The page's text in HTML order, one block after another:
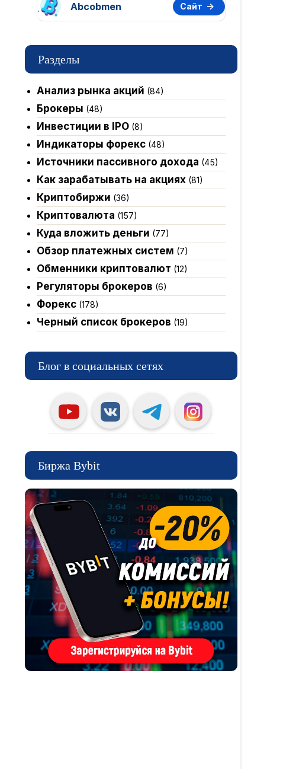
Abcobmen Сайт
Разделы
Анализ рынка акций (84)
Брокеры (48)
Инвестиции в IPO(8)
Индикаторы форекс(48)
Источники пассивного дохода (45)
Как зарабатывать на акциях(81)
Криптобиржи (36)
Криптовалюта (157)
Куда вложить деньги (77)
Обзор платежных систем (7)
Обменники криптовалют (12)
Регуляторы брокеров (6)
Форекс(178)
Черный список брокеров (19)
Блог в социальных сетях
Биржа Bybit